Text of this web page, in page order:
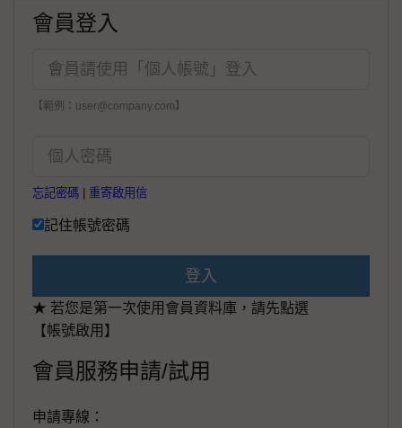
會員登入
【範例：user@company.com】
忘記密碼 重寄啟用信
記住帳號密碼
登入
★ 若您是第一次使用會員資料庫，請先點選
【帳號啟用】
會員服務申請/試用
申請專線：